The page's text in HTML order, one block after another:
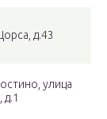
д.43
улица
д.1